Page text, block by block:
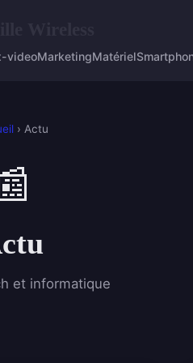
videoMarketingMatériel
› Actu
et informatique